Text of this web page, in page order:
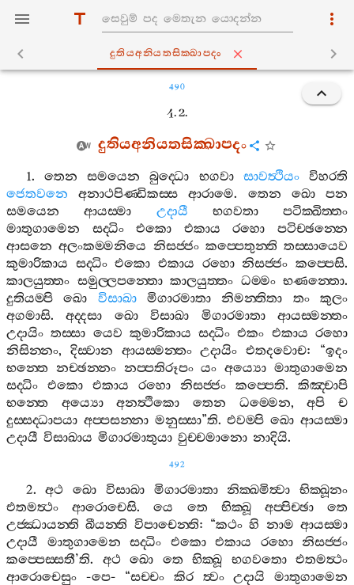
දුතියඅනියතසික‍්ඛාපදං
490
4. 2.
දුතියඅනියතසික‍්ඛාපදං
1. තෙන සමයෙන බුද‍්ධො භගවා සාවත්‍ථියං
විහරති
ජෙතවනෙ
අනාථපිණ‍්ඩිකස‍්ස ආරාමෙ. තෙන ඛො
පන
සමයෙන
ආයස‍්මා උදායී භගවතා
පටික‍්ඛිත‍්තං
මාතුගාමෙන
සද‍්ධිං එකො එකාය රහො
පටිච‍්ඡන‍්නෙ
ආසනෙ අලංකම‍්මනියෙ නිසජ‍්ජං කප‍්පෙතුන‍්ති තස‍්සායෙව
කුමාරිකාය සද‍්ධිං එකො එකාය රහො නිසජ‍්ජං කප‍්පෙසි.
කාලයුත‍්තං සමුල‍්ලපන‍්තො කාලයුත‍්තං ධම‍්මං භණන‍්තො.
දුතියම‍්පි
ඛො විසාඛා මිගාරමාතා නිමන‍්තිතා තං
කුලං
අගමාසි.අද‍්දසා ඛො විසාඛා මිගාරමාතා
ආයස‍්මන‍්තං
උදායිං තස‍්සා යෙව කුමාරිකාය සද‍්ධිං එකං එකාය රහො
නිසින‍්නං, දිස‍්වාන ආයස‍්මන‍්තං උදායිං එතදවොච: “ඉදං
භන‍්තෙ නච‍්ඡන‍්නං නප‍්පතිරූපං යං අය්‍යො මාතුගාමෙන
සද‍්ධිං
එකො එකාය රහො නිසජ‍්ජං කප‍්පෙති. කිඤ‍්චාපි
භන‍්තෙ
අය්‍යො අනත්‍ථිකො තෙන ධම‍්මෙන,අපි
ච
දුස‍්සද‍්ධාපයා අප‍්පසන‍්නා මනුස‍්සා”ති.එවම‍්පි ඛො ආයස‍්මා
උදායී විසාඛාය මිගාරමාතුයා වුච‍්චමානො නාදියි.
492
2.අථ ඛො විසාඛා මිගාරමාතා නික‍්ඛමිත්‍වා
භික‍්ඛූනං
එතමත්‍ථං
ආරොචෙසි.යෙ තෙ භික‍්ඛූ අප‍්පිච‍්ඡා
තෙ
උජ‍්ඣායන‍්ති ඛීයන‍්ති විපාචෙන‍්ති: “කථං හි නාම ආයස‍්මා
උදායී
මාතුගාමෙන සද‍්ධිං එකො එකාය රහො
නිසජ‍්ජං
කප‍්පෙස‍්සතී’ති. අථ ඛො තෙ භික‍්ඛූ භගවතො
එතමත්‍ථං
ආරොචෙසුං -පෙ- “සච‍්චං කිර ත්‍වං උදායි
මාතුගාමෙන